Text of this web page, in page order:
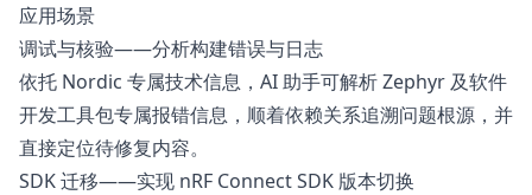
应用场景
调试与核验——分析构建错误与日志
依托 Nordic 专属技术信息，AI 助手可解析 Zephyr 及软件
开发工具包专属报错信息，顺着依赖关系追溯问题根源，并
直接定位待修复内容。
SDK 迁移——实现 nRF Connect SDK 版本切换